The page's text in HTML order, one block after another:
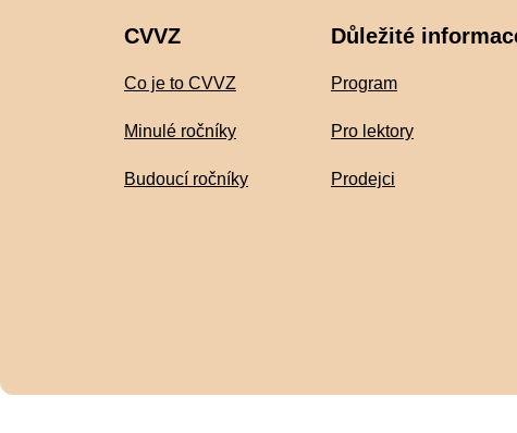
CVVZ
Co je to CVVZ
Minulé ročníky
Budoucí ročníky
Důležité
Program
Pro lektory
Prodejci